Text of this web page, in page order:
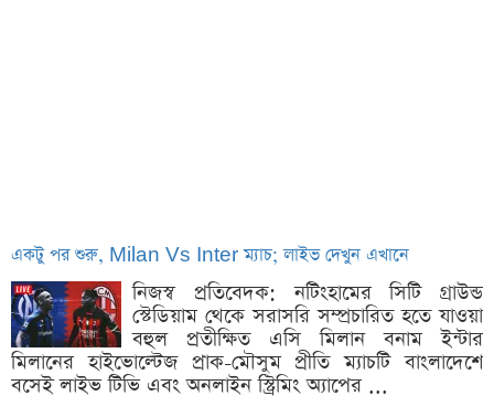
একটু পর শুরু, Milan Vs Inter ম্যাচ; লাইভ দেখুন এখানে
নিজস্ব প্রতিবেদক: নটিংহামের সিটি গ্রাউন্ড
স্টেডিয়াম থেকে সরাসরি সম্প্রচারিত হতে যাওয়া
বহুল প্রতীক্ষিত এসি মিলান বনাম ইন্টার
মিলানের হাইভোল্টেজ প্রাক-মৌসুম প্রীতি ম্যাচটি বাংলাদেশে
বসেই লাইভ টিভি এবং অনলাইন স্ট্রিমিং অ্যাপের ...